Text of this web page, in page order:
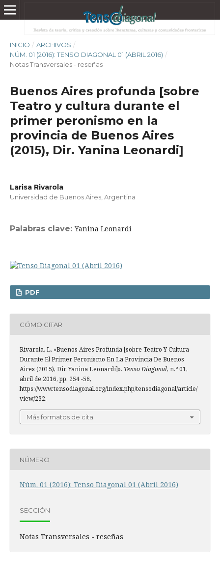
INICIO / ARCHIVOS /
NÚM. 01 (2016): TENSO DIAGONAL 01 (ABRIL 2016) /
Notas Transversales - reseñas
Buenos Aires profunda [sobre
Teatro y cultura durante el
primer peronismo en la
provincia de Buenos Aires
(2015), Dir. Yanina Leonardi]
Larisa Rivarola
Universidad de Buenos Aires, Argentina
Palabras clave: Yanina Leonardi
PDF
CÓMO CITAR
Rivarola, L. «Buenos Aires Profunda [sobre Teatro Y Cultura
Durante El Primer Peronismo En La Provincia De Buenos
Aires (2015), Dir. Yanina Leonardi]». Tenso Diagonal, n.º 01,
abril de 2016, pp. 254 -56,
https://www.tensodiagonal.org/index.php/tensodiagonal/article/
view/232.
Más formatos de cita
NÚMERO
Núm. 01 (2016): Tenso Diagonal 01 (Abril 2016)
SECCIÓN
Notas Transversales - reseñas